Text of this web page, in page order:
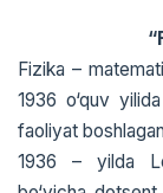
Fizika –
1936 o‘quv
faoliyat
1936 – yilda